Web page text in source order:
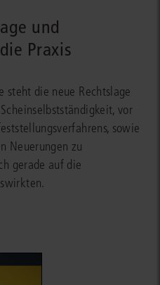
und
Praxis
die neue Rechtslage
vor
sowie
Neuerungen zu
gerade auf die